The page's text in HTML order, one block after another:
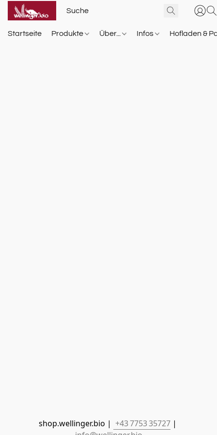
Startseite Produkte Über... Infos Hofladen &
shop.wellinger.bio | +43 7753 35727